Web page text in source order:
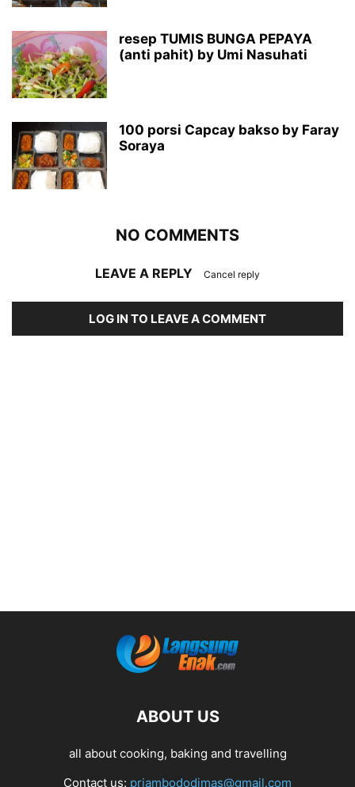
resep TUMIS BUNGA PEPAYA
(anti pahit) by Umi Nasuhati
100 porsi Capcay bakso by Faray
Soraya
NO COMMENTS
LEAVE A REPLY Cancel reply
LOG IN TO LEAVE A COMMENT
ABOUT US
all about cooking, baking and travelling
Contact us: priambododimas@gmail.com